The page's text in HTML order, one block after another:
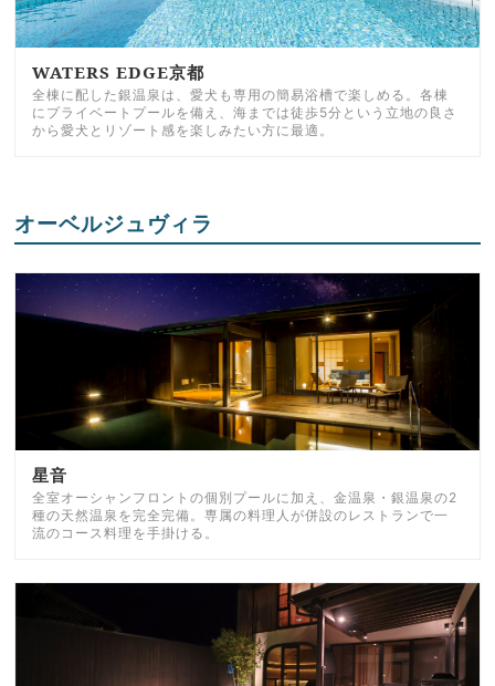
WATERS EDGE京都
全棟に配した銀温泉は、愛犬も専用の簡易浴槽で楽しめる。各棟
にプライベートプールを備え、海までは徒歩5分という立地の良さ
から愛犬とリゾート感を楽しみたい方に最適。
オーベルジュヴィラ
星音
全室オーシャンフロントの個別プールに加え、金温泉・銀温泉の2
種の天然温泉を完全完備。専属の料理人が併設のレストランで一
流のコース料理を手掛ける。